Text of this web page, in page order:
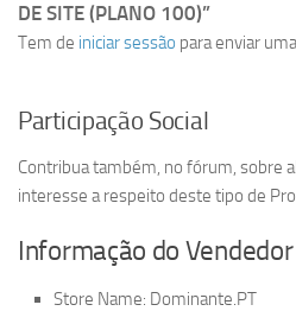
DE SITE (PLANO 100)”
Tem de iniciar sessão para enviar
Participação Social
Contribua também, no fórum, sobre
interesse a respeito deste tipo de
Informação do Vendedor
Store Name: Dominante.PT